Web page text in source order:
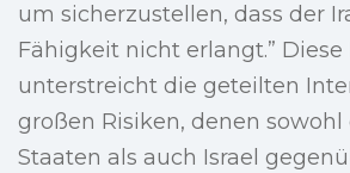
um sicherzustellen, dass der
Fähigkeit nicht erlangt.”
unterstreicht die geteilten
großen Risiken, denen
Staaten als auch Israel